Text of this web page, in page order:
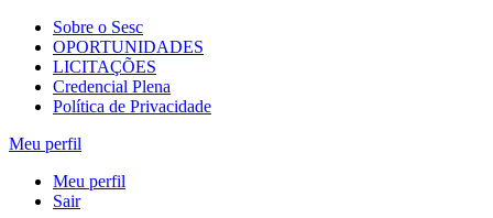
Sobre o Sesc
OPORTUNIDADES
LICITAÇÕES
Credencial Plena
Política de Privacidade
Meu perfil
Meu perfil
Sair